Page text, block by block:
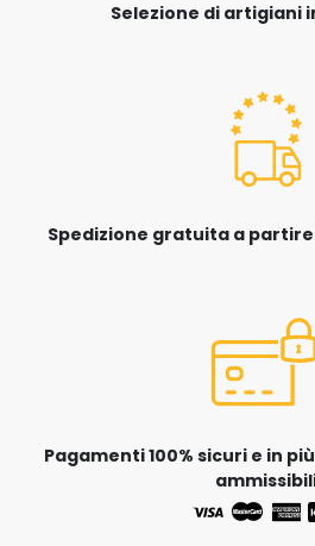
Selezione di artigiani
Spedizione gratuita a
Pagamenti 100% sicuri e in